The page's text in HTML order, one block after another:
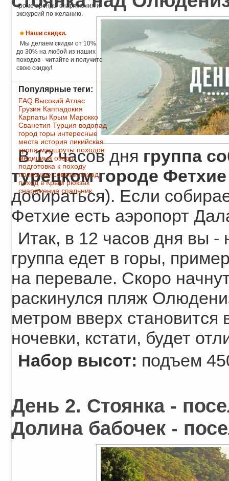
В 12 часов дня группа
турецком городе
добираться). Если
Фетхие есть аэропорт
Итак, в 12 часов дня вы -
группа едет в горы,
на перевале. Скоро
раскинулся пляж
метром вверх
ночевки, кстати, будет
Набор высот: подъем
День 2. Стоянка -
Долина бабочек -
кроме аренды снаряжения и
экскурсий по желанию.
Наши скидки.
Мы делаем скидки от 10%
до 30% на любой из наших
походов - читайте и получите
свою скидку!
Популярные теги:
FAQ Высокий Атлас
Грузия Каппадокия
Карпаты Крым Марокко
Сванетия Турция водопад
город горы интересные
места история ликийская
тропа маршруты походов
медицина озеро
подготовка к походу
полезные советы поход
поход в Крым рюкзак
снаряжение спальник